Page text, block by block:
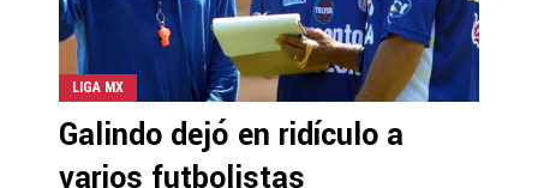
LIGA MX
Galindo dejó en ridículo a
varios futbolistas